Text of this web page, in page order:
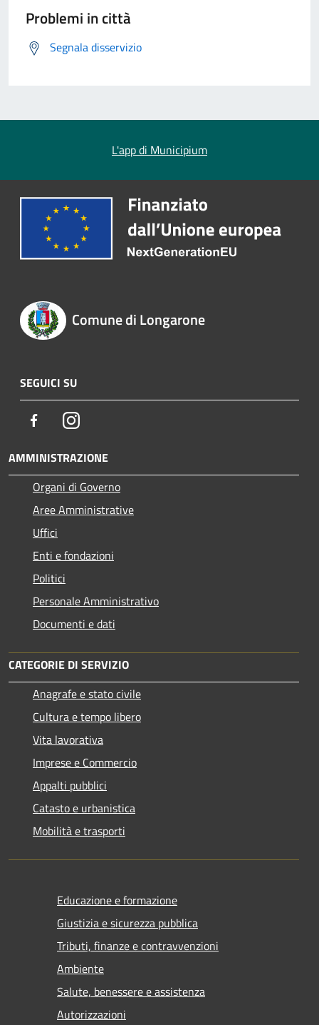
Problemi in città
Segnala disservizio
L'app di Municipium
Comune di Longarone
SEGUICI SU
FacebookInstagram
AMMINISTRAZIONE
Organi di Governo
Aree Amministrative
Uffici
Enti e fondazioni
Politici
Personale Amministrativo
Documenti e dati
CATEGORIE DI SERVIZIO
Anagrafe e stato civile
Cultura e tempo libero
Vita lavorativa
Imprese e Commercio
Appalti pubblici
Catasto e urbanistica
Mobilità e trasporti
Educazione e formazione
Giustizia e sicurezza pubblica
Tributi, finanze e contravvenzioni
Ambiente
Salute, benessere e assistenza
Autorizzazioni